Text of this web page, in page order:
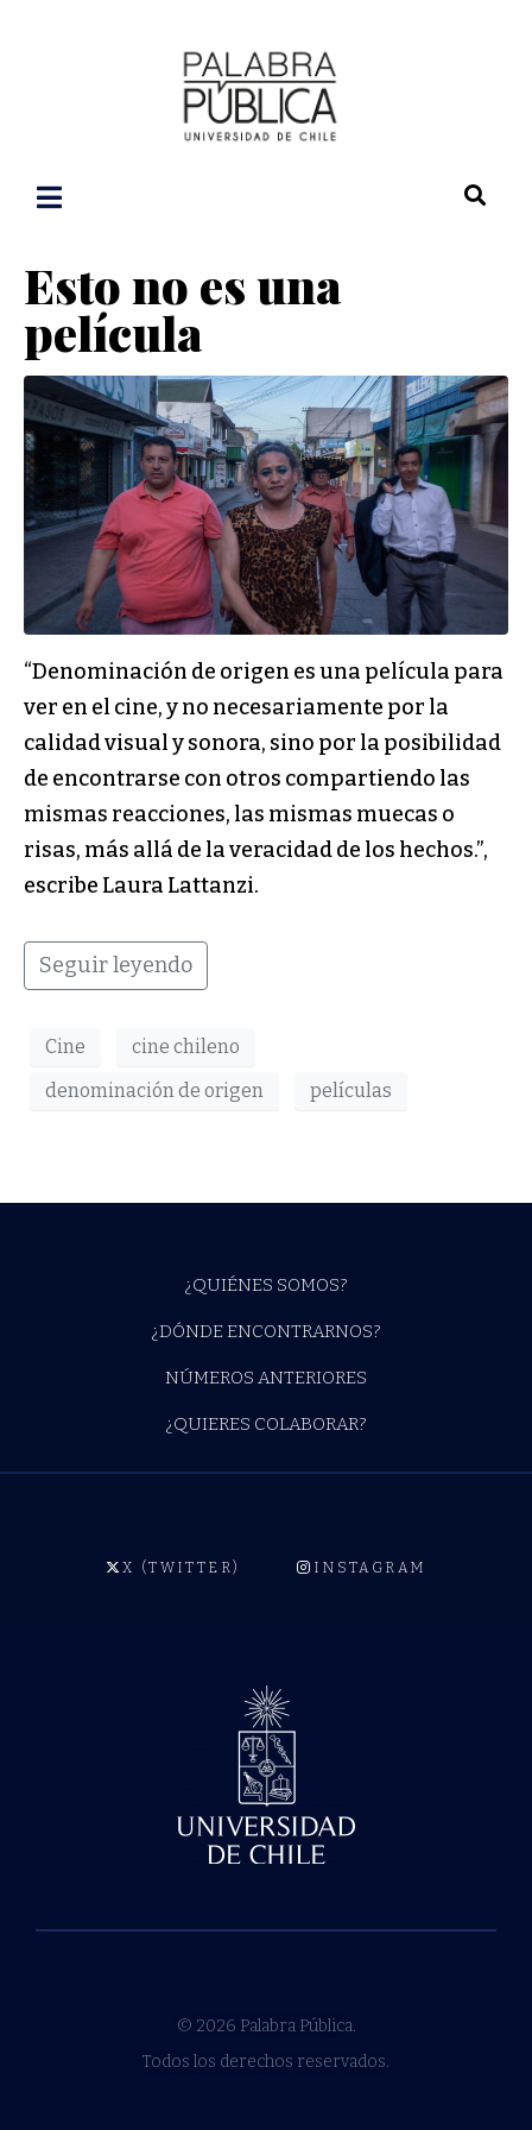
Esto no es una
película
“Denominación de origen es una película para
ver en el cine, y no necesariamente por la
calidad visual y sonora, sino por la posibilidad
de encontrarse con otros compartiendo las
mismas reacciones, las mismas muecas o
risas, más allá de la veracidad de los hechos.”,
escribe Laura Lattanzi.
Seguir leyendo
Cine
cine chileno
denominación de origen
películas
¿QUIÉNES SOMOS?
¿DÓNDE ENCONTRARNOS?
NÚMEROS ANTERIORES
¿QUIERES COLABORAR?
X (TWITTER) INSTAGRAM
© 2026 Palabra Pública.
Todos los derechos reservados.